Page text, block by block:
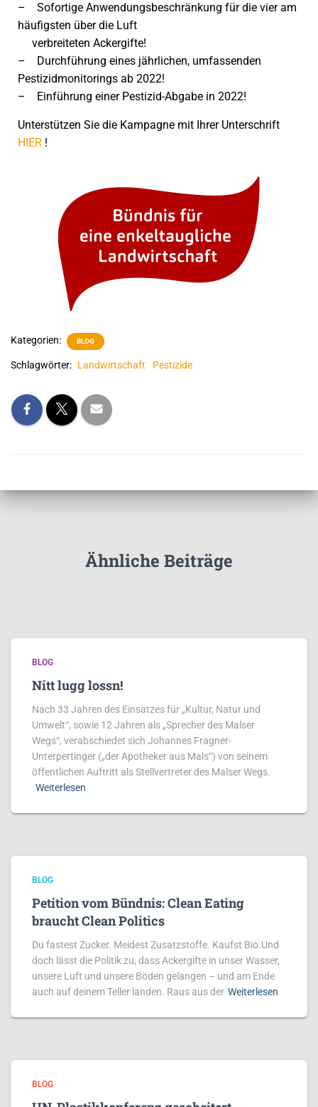
– Sofortige Anwendungsbeschränkung für die vier am
häufigsten über die Luft
verbreiteten Ackergifte!
– Durchführung eines jährlichen, umfassenden
Pestizidmonitorings ab 2022!
– Einführung einer Pestizid-Abgabe in 2022!
Unterstützen Sie die Kampagne mit Ihrer Unterschrift
HIER !
Kategorien: BLOG
Schlagwörter: Landwirtschaft Pestizide
Ähnliche Beiträge
BLOG
Nitt lugg lossn!
Nach 33 Jahren des Einsatzes für „Kultur, Natur und
Umwelt“, sowie 12 Jahren als „Sprecher des Malser
Wegs“, verabschiedet sich Johannes Fragner-
Unterpertinger („der Apotheker aus Mals“) von seinem
öffentlichen Auftritt als Stellvertreter des Malser Wegs.
Weiterlesen
BLOG
Petition vom Bündnis: Clean Eating
braucht Clean Politics
Du fastest Zucker. Meidest Zusatzstoffe. Kaufst Bio.Und
doch lässt die Politik zu, dass Ackergifte in unser Wasser,
unsere Luft und unsere Böden gelangen – und am Ende
auch auf deinem Teller landen. Raus aus der Weiterlesen
BLOG